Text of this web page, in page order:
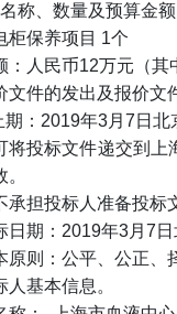
称、数量及预算金额
柜保养项目 1个
：人民币12万元（其
文件的发出及报价文
：2019年3月7日北
将投标文件递交到上
承担投标人准备投标
日期：2019年3月7
原则：公平、公正、
人基本信息。